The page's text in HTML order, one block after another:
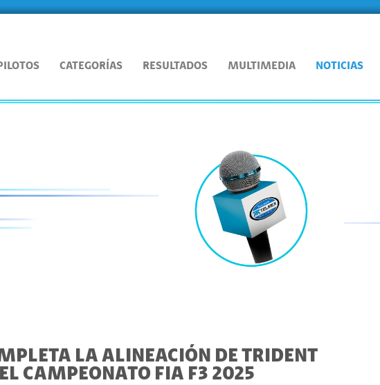
CATEGORÍAS RESULTADOS MULTIMEDIA NOTICIAS
LA ALINEACIÓN DE TRIDENT
CAMPEONATO FIA F3 2025